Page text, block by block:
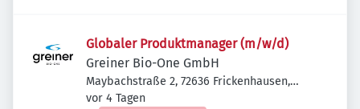
Globaler Produktmanager (m/w/d)
Greiner Bio-One GmbH
Maybachstraße 2, 72636 Frickenhausen,
Deutschland
Veröffentlicht
vor 4 Tagen